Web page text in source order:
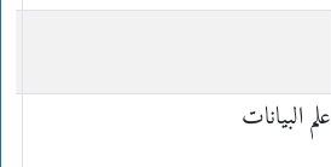
علم البيانات